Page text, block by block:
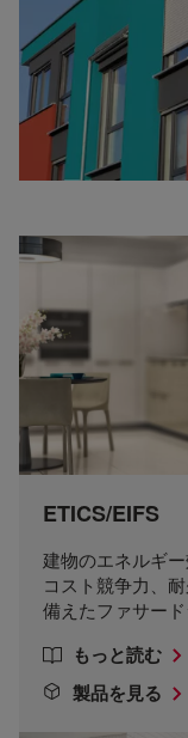
ETICS/EIFS
建物のエネルギ
コスト競争力、
備えたファサー
もっと読む
製品を見る